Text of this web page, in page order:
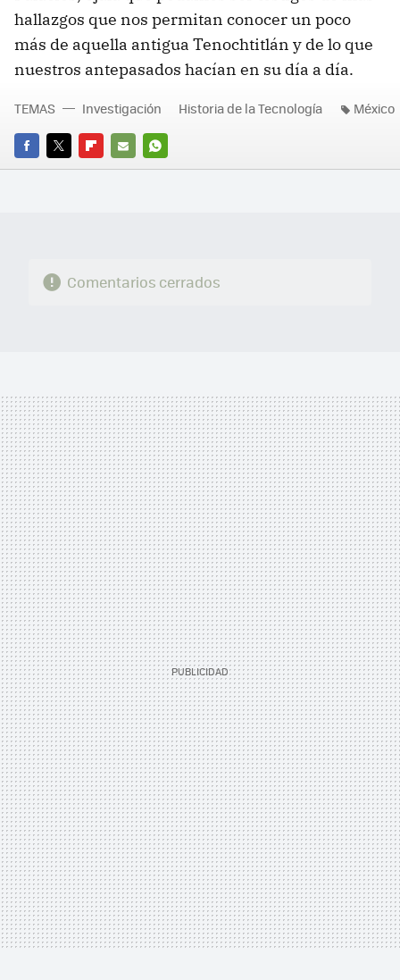
hallazgos que nos permitan conocer un poco
más de aquella antigua Tenochtitlán y de lo que
nuestros antepasados hacían en su día a día.
FACEBOOK
TWITTERFLIPBOARD
E-
WHATSAPP
TEMAS Investigación Historia de la Tecnología México
Comentarios cerrados